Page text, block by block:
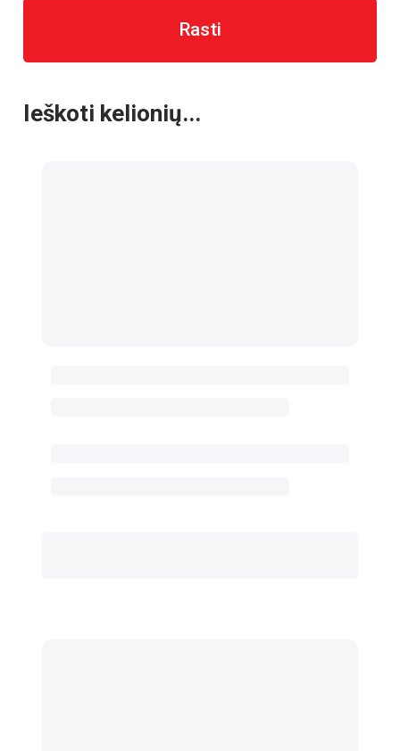
Rasti
Ieškoti kelionių...